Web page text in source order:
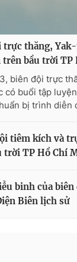
Podcast
Shorts
trực thăng,
trên bầu trời TP
biên đội trực
có buổi tập
bị trình diễn
tiêm kích và
trời TP Hồ Chí
binh của
Biên lịch sử